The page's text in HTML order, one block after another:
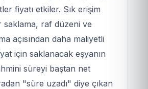
fiyatı etkiler. Sık erişim
saklama, raf düzeni ve
açısından daha maliyetli
için saklanacak eşyanın
süreyi baştan net
"süre uzadı" diye çıkan